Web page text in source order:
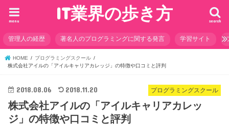
IT業界の歩き方 search
menu
管理人の経歴 著名人のプログラミングに関する発言 学習サイト
HOME
プログラミングスクール
株式会社アイルの「アイルキャリアカレッジ」の特徴や口コミと評判
プログラミングスクール
2018.08.06 2018.11.20
株式会社アイルの「アイルキャリアカレッ
ジ」の特徴や口コミと評判